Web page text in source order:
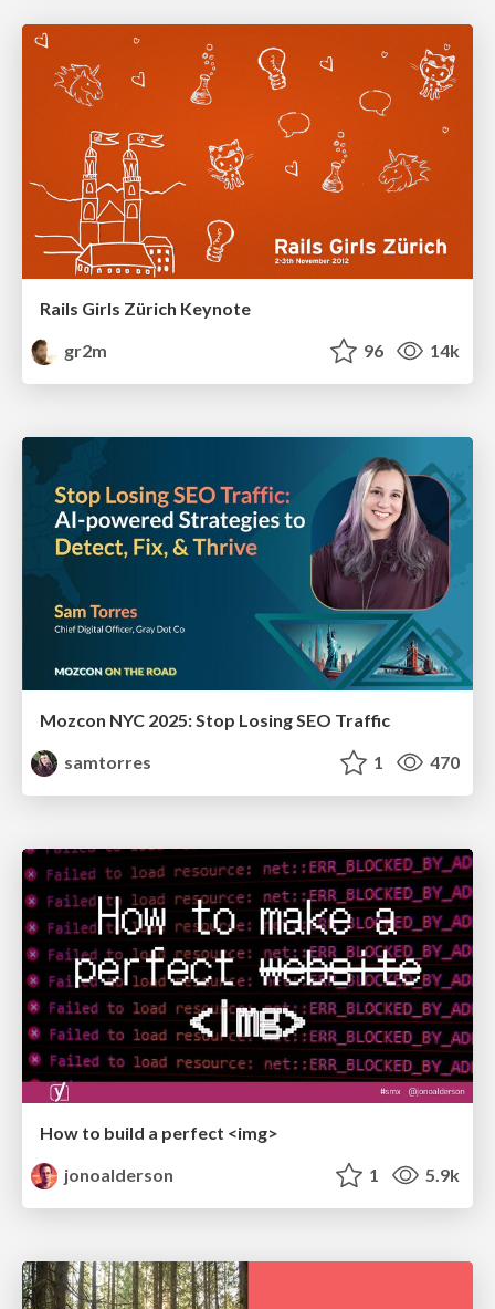
Rails Girls Zürich Keynote
gr2m
96 14k
Mozcon NYC 2025: Stop Losing SEO Traffic
samtorres
1 470
How to build a perfect <img>
jonoalderson
1 5.9k